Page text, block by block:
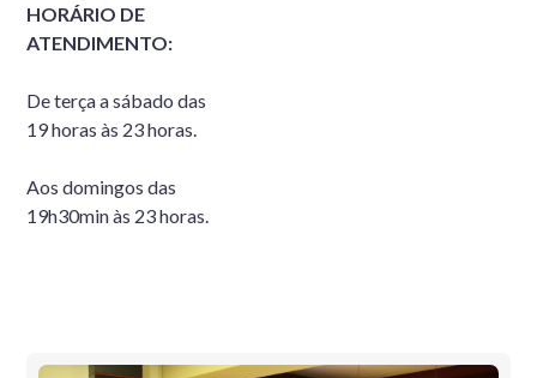
HORÁRIO DE
ATENDIMENTO:
De terça a sábado das
19 horas às 23 horas.
Aos domingos das
19h30min às 23 horas.